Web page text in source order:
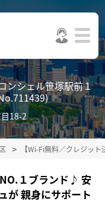
ンシェル笹塚駅前１
18-2
【Wi-Fi無料／クレジッ
１ブランド♪ 安
が 親身にサポート